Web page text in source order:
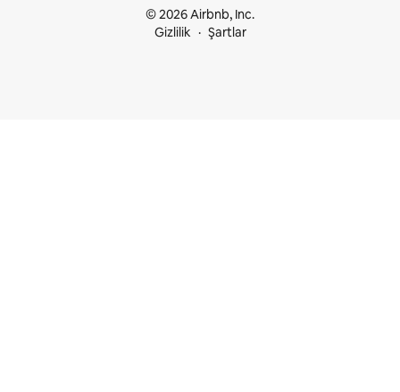
© 2026 Airbnb, Inc.
Gizlilik
Şartlar